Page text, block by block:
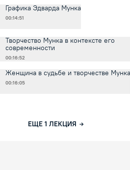
Графика Эдварда Мунка
00:14:51
Творчество Мунка в контексте его
современности
00:16:52
Женщина в судьбе и творчестве Мунка
00:16:05
ЕЩЕ 1 ЛЕКЦИЯ